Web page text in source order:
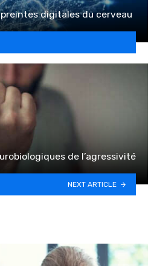
digitales du cerveau
de l’agressivité
NEXT ARTICLE